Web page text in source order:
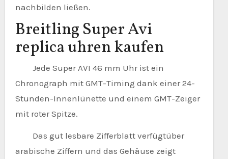
nachbilden ließen.
Breitling Super Avi
replica uhren kaufen
Jede Super AVI 46 mm Uhr ist ein
Chronograph mit GMT-Timing dank einer 24-
Stunden-Innenlünette und einem GMT-Zeiger
mit roter Spitze.
Das gut lesbare Zifferblatt verfügtüber
arabische Ziffern und das Gehäuse zeigt